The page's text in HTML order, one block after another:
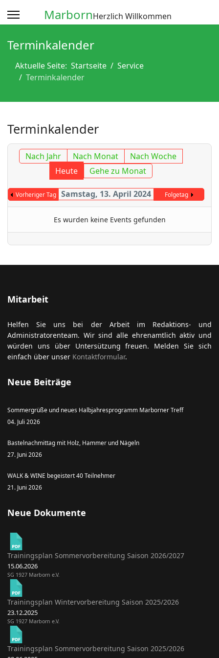
MarbornHerzlich Willkommen
Terminkalender
Aktuelle Seite: Startseite
Service
Terminkalender
Terminkalender
Nach Jahr Nach Monat
Nach Woche
Heute
Gehe zu Monat
Vorheriger Tag Samstag, 13. April 2024 Folgetag
Es wurden keine Events gefunden
Mitarbeit
Helfen Sie uns bei der Arbeit im Redaktions- und
Administratorenteam. Wir sind alle ehrenamtlich aktiv und
würden uns über Untersützung freuen. Melden Sie sich
einfach über unser Kontaktformular.
Neue Beiträge
Sommergrüße und neues Halbjahresprogramm Marborner Treff
04. Juli 2026
Bastelnachmittag mit Holz, Hammer und Nägeln
27. Juni 2026
WALK & WINE begeistert 40 Teilnehmer
21. Juni 2026
Neue Dokumente
Trainingsplan Sommervorbereitung Saison 2026/2027
15.06.2026
SG 1927 Marborn e.V.
Trainingsplan Wintervorbereitung Saison 2025/2026
23.12.2025
SG 1927 Marborn e.V.
Trainingsplan Sommervorbereitung Saison 2025/2026
anzeigen